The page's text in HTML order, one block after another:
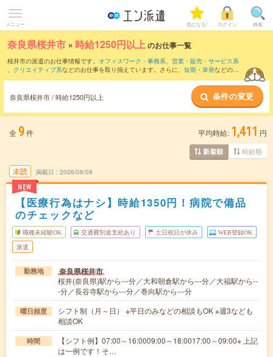
メニュー 気になる! ログイン 検索
奈良県桜井市 × 時給1250円以上のお仕事一覧
桜井市の派遣のお仕事情報です。 オフィスワーク・事務系、 営業・販売・サービス系
、 クリエイティブ系などのお仕事を取り揃えています。さらに、 短期 ・ 単発などの期
奈良県桜井市 / 時給1250円以上 条件の変更
全 9件 平均時給: 1,411 円
新着順 時給順
未読
NEW
掲載日 2026/08/09
【医療行為はナシ】時給1350円！病院で備品
のチェックなど
職種未経験OK 交通費別途支給あり 土日祝日が休み WEB登録OK
派遣
勤務地 奈良県桜井市
桜井(奈良県)駅から---分／大和朝倉駅から---分／大福駅から--
-分／長谷寺駅から---分／巻向駅から---分
曜日頻度
シフト制（月～日） ※平日のみなどの相談もOK ※週3なども
相談OK
時間
【シフト例】07:00～16:0009:00～18:0017:00～09:00※ 上記
は一例です！そ…